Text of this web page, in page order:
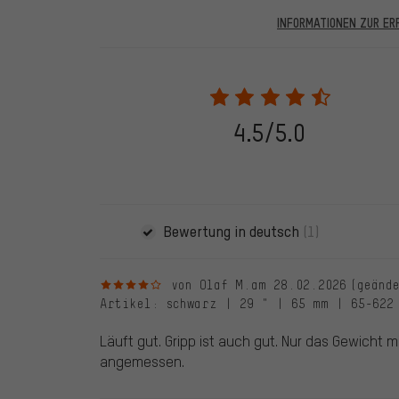
INFORMATIONEN ZUR
28.05.2022 werden nur Bewertungen veröffentlicht,
eine Bestellnummer angegeben wird. Wir schalten
frei. Alle verifizierten Bewertungen sind mit einem
dem 28.05.2022 und ab dem 28.05.2022. Vor dem
die bewertete Ware nicht bei uns gekauft haben.
veröffentlichen alle ordnungsgemäß abgegebenen
4.5/5.0
Bewertung in deutsch (1)
4 von 5 Sternenvon Olaf M. am 28.02.2026
Artikel : schwarz | 29 " | 65 mm | 65-
Läuft gut. Gripp ist auch gut. Nur das Gewicht
angemessen.